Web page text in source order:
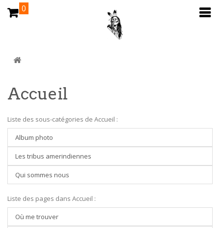
0
Accueil
Liste des sous-catégories de Accueil :
Album photo
Les tribus amerindiennes
Qui sommes nous
Liste des pages dans Accueil :
Où me trouver